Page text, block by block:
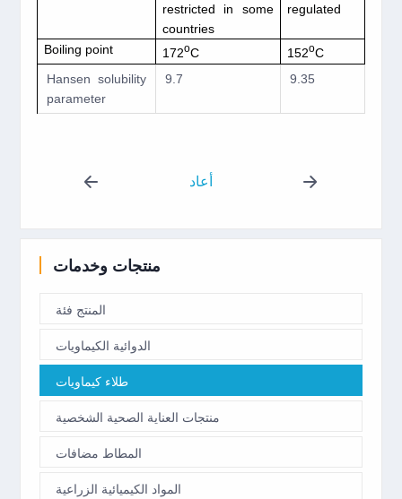
restricted in some
countries
regulated
Boiling point 172oC 152oC
Hansen solubility
parameter
9.7 9.35
أعاد
منتجات وخدمات
المنتج فئة
الدوائية الكيماويات
طلاء كيماويات
منتجات العناية الصحية الشخصية
المطاط مضافات
المواد الكيميائية الزراعية